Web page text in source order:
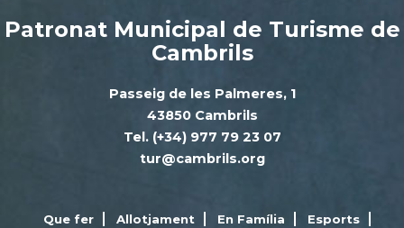
Patronat Municipal de Turisme de
Cambrils
Passeig de les Palmeres, 1
43850 Cambrils
Tel. (+34) 977 79 23 07
tur@cambrils.org
Que fer Allotjament En Família Esports